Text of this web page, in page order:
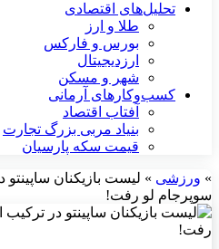
تحلیل‌های اقتصادی
طلا و ارز
بورس و فارکس
ارزدیجیتال
شهر و مسکن
کسب‌وکارهای آرمانی
آفتاب اقتصاد
بنیاد مربی بزرگ تجارت
قیمت سکه پارسیان
» ورزشی » لیست بازیکنان
سوپرجام لو رفت!